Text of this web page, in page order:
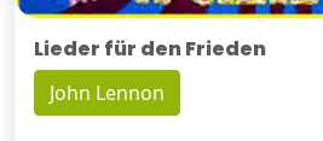
Lieder für den Frieden
John Lennon